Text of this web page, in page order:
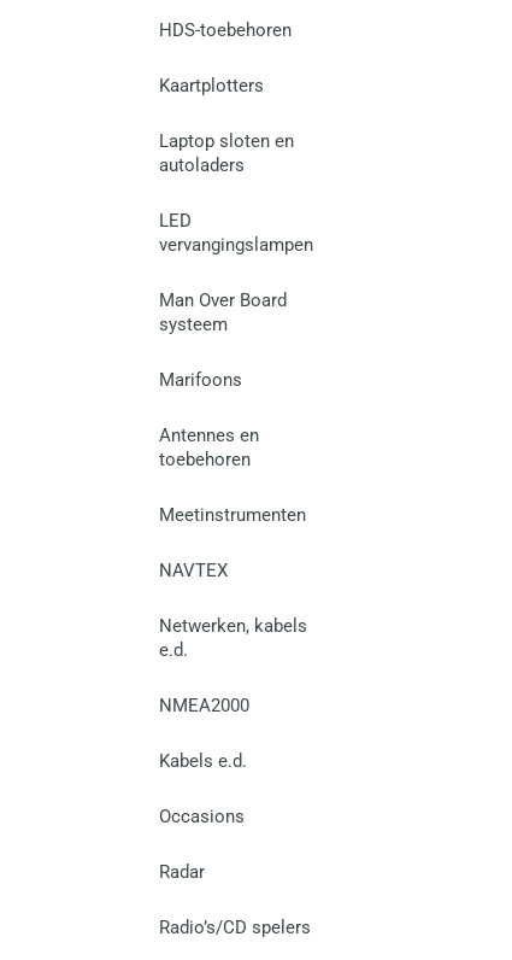
HDS-toebehoren
Kaartplotters
Laptop sloten en
autoladers
LED
vervangingslampen
Man Over Board
systeem
Marifoons
Antennes en
toebehoren
Meetinstrumenten
NAVTEX
Netwerken, kabels
e.d.
NMEA2000
Kabels e.d.
Occasions
Radar
Radio’s/CD spelers